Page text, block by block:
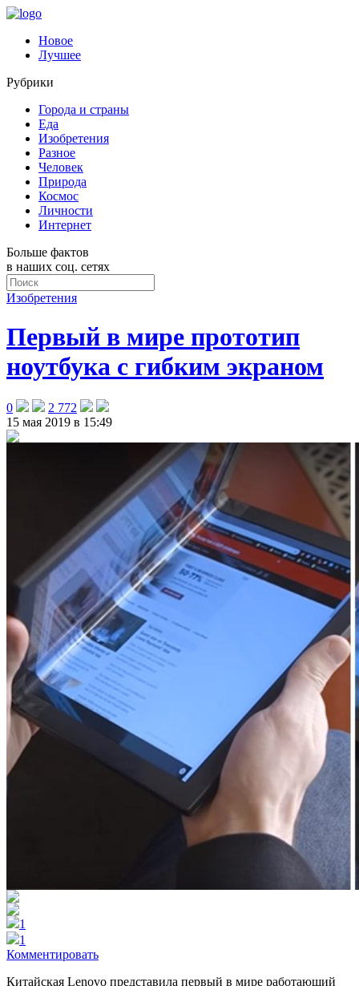
Новое
Лучшее
Рубрики
Города и страны
Еда
Изобретения
Разное
Человек
Природа
Космос
Личности
Интернет
Больше фактов
в наших соц. сетях
Изобретения
Первый в мире прототип
ноутбука с гибким экраном
0
2 772
15 мая 2019 в 15:49
1
1
Комментировать
Китайская Lenovo представила первый в мире работающий